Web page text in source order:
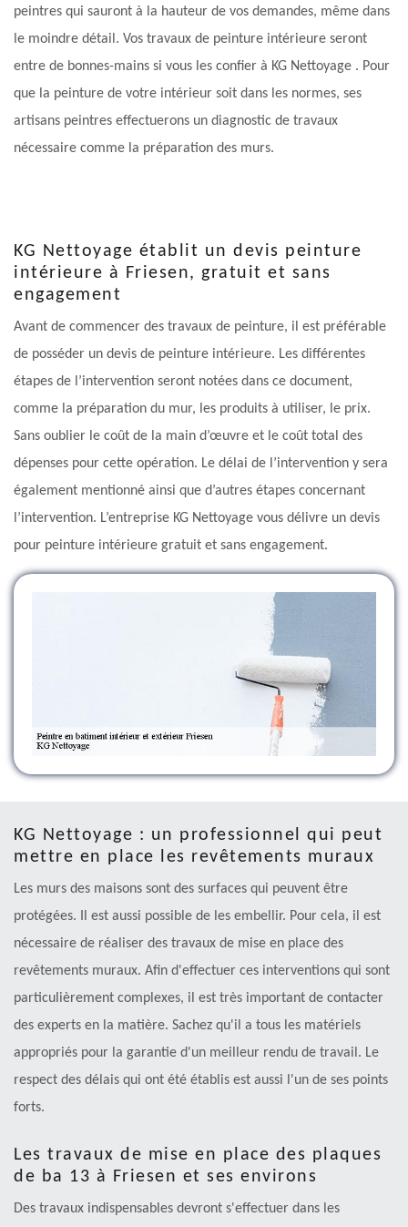
peintres qui sauront à la hauteur de vos demandes, même dans
le moindre détail. Vos travaux de peinture intérieure seront
entre de bonnes-mains si vous les confier à KG Nettoyage . Pour
que la peinture de votre intérieur soit dans les normes, ses
artisans peintres effectuerons un diagnostic de travaux
nécessaire comme la préparation des murs.
KG Nettoyage établit un devis peinture
intérieure à Friesen, gratuit et sans
engagement
Avant de commencer des travaux de peinture, il est préférable
de posséder un devis de peinture intérieure. Les différentes
étapes de l’intervention seront notées dans ce document,
comme la préparation du mur, les produits à utiliser, le prix.
Sans oublier le coût de la main d’œuvre et le coût total des
dépenses pour cette opération. Le délai de l’intervention y sera
également mentionné ainsi que d’autres étapes concernant
l’intervention. L’entreprise KG Nettoyage vous délivre un devis
pour peinture intérieure gratuit et sans engagement.
KG Nettoyage : un professionnel qui peut
mettre en place les revêtements muraux
Les murs des maisons sont des surfaces qui peuvent être
protégées. Il est aussi possible de les embellir. Pour cela, il est
nécessaire de réaliser des travaux de mise en place des
revêtements muraux. Afin d'effectuer ces interventions qui sont
particulièrement complexes, il est très important de contacter
des experts en la matière. Sachez qu'il a tous les matériels
appropriés pour la garantie d'un meilleur rendu de travail. Le
respect des délais qui ont été établis est aussi l'un de ses points
forts.
Les travaux de mise en place des plaques
de ba 13 à Friesen et ses environs
Des travaux indispensables devront s'effectuer dans les